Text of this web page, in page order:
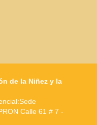
de la Niñez y la
Calle 61 # 7 -